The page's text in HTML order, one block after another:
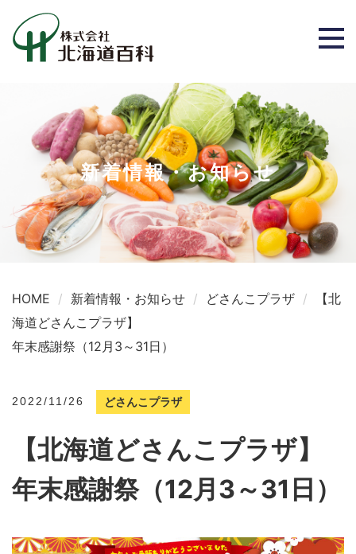
新着情報・お知らせ
HOME 新着情報・お知らせ どさんこプラザ
【北
海道どさんこプラザ】
年末感謝祭（12月3～31日）
2022/11/26 どさんこプラザ
【北海道どさんこプラザ】
年末感謝祭（12月3～31日）